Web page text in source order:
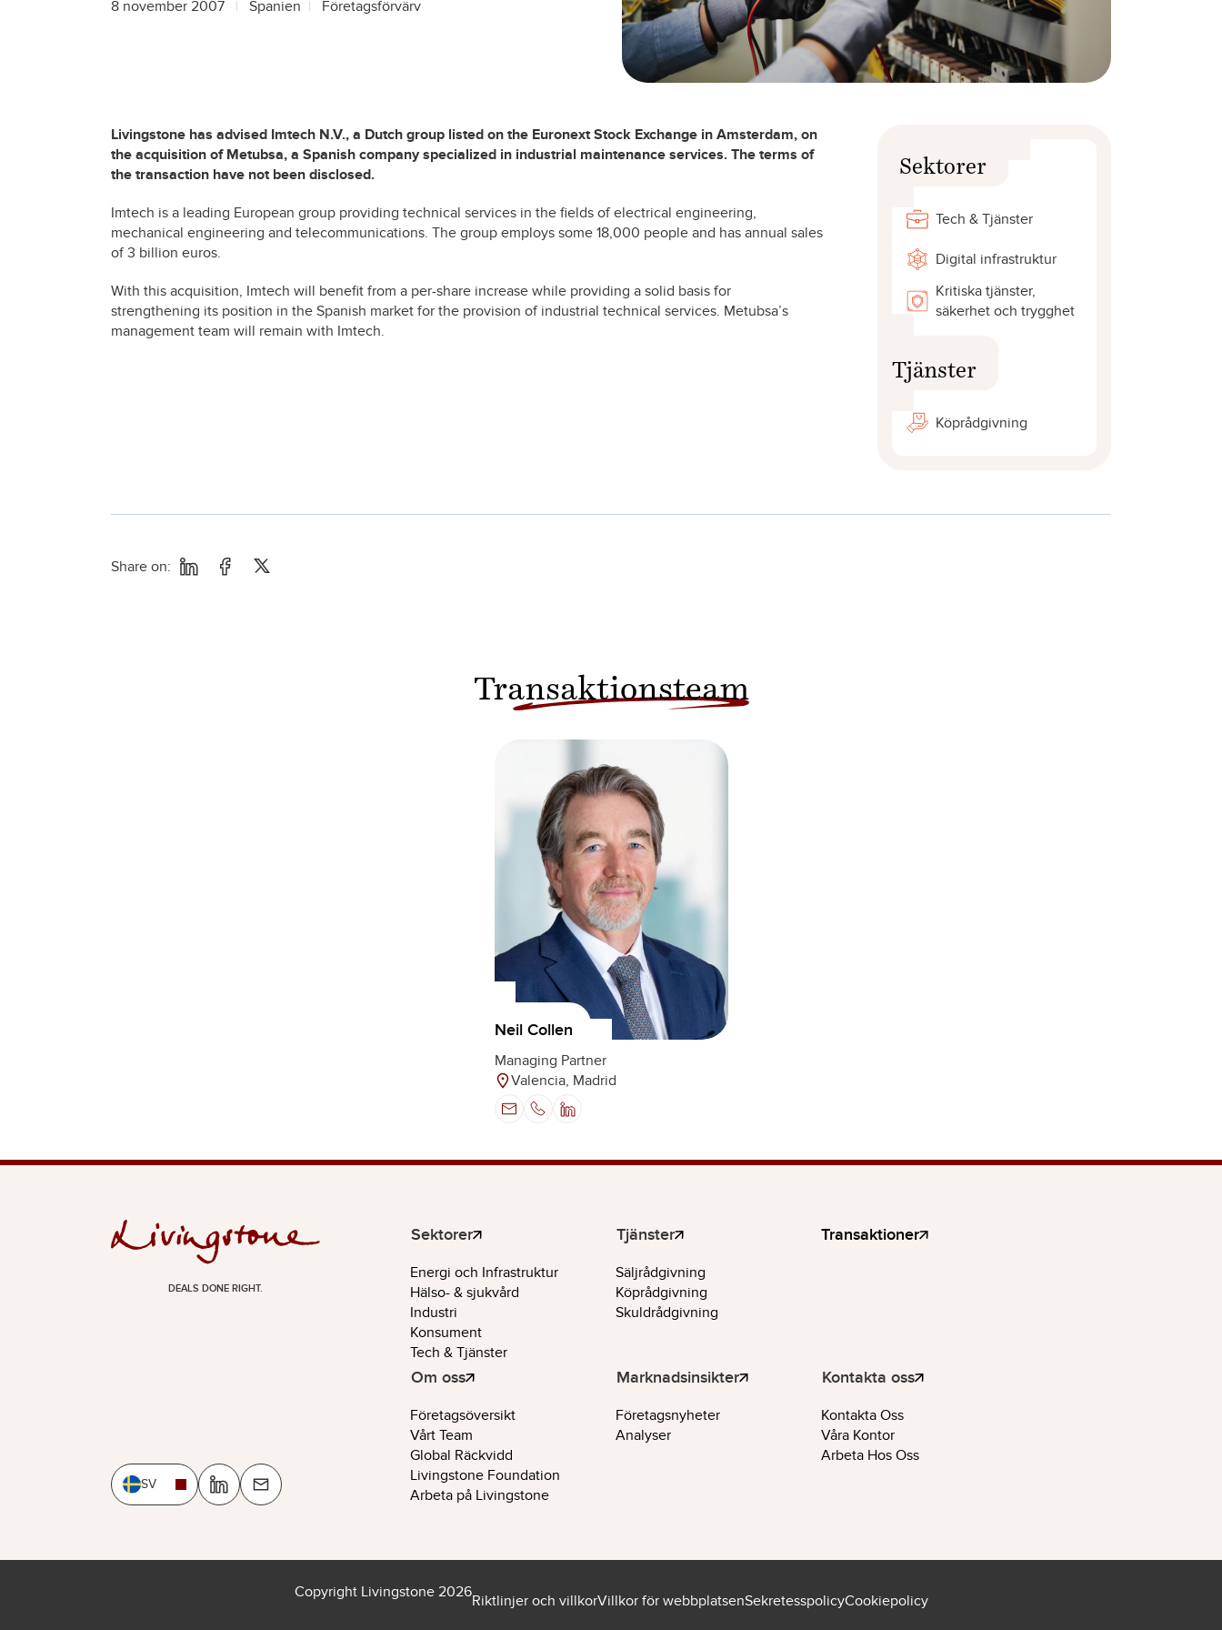
8 november 2007 Spanien Företagsförvärv
Livingstone has advised Imtech N.V., a Dutch group listed on the Euronext Stock Exchange in Amsterdam, on
the acquisition of Metubsa, a Spanish company specialized in industrial maintenance services. The terms of
the transaction have not been disclosed.
Imtech is a leading European group providing technical services in the fields of electrical engineering,
mechanical engineering and telecommunications. The group employs some 18,000 people and has annual sales
of 3 billion euros.
With this acquisition, Imtech will benefit from a per-share increase while providing a solid basis for
strengthening its position in the Spanish market for the provision of industrial technical services. Metubsa’s
management team will remain with Imtech.
Sektorer
Tech & Tjänster
Digital infrastruktur
Kritiska tjänster,
säkerhet och trygghet
Tjänster
Köprådgivning
Share on:
Transaktionsteam
Neil Collen
Managing Partner
Valencia, Madrid
DEALS DONE RIGHT.
SV
Sektorer
Energi och Infrastruktur
Hälso- & sjukvård
Industri
Konsument
Tech & Tjänster
Tjänster
Säljrådgivning
Köprådgivning
Skuldrådgivning
Transaktioner
Om oss
Företagsöversikt
Vårt Team
Global Räckvidd
Livingstone Foundation
Arbeta på Livingstone
Marknadsinsikter
Företagsnyheter
Analyser
Kontakta oss
Kontakta Oss
Våra Kontor
Arbeta Hos Oss
Copyright Livingstone 2026Riktlinjer och villkorVillkor för webbplatsenSekretesspolicyCookiepolicy